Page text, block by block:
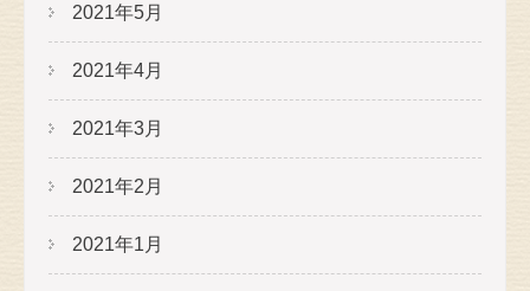
2021年5月
2021年4月
2021年3月
2021年2月
2021年1月